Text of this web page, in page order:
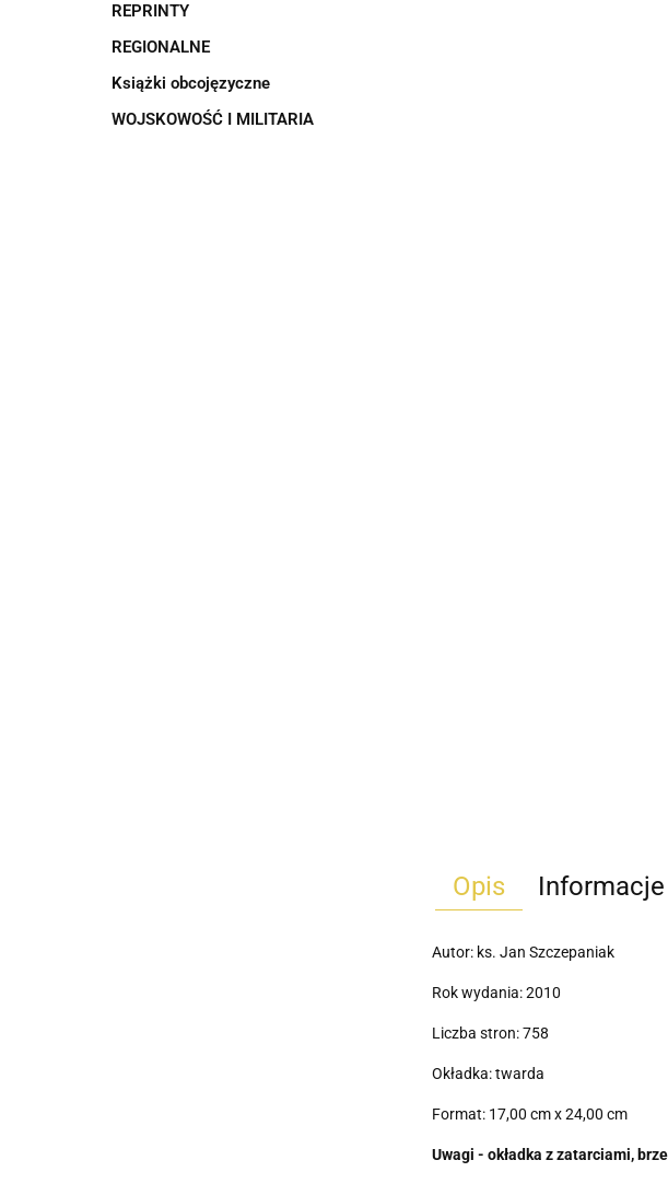
REPRINTY
REGIONALNE
Książki obcojęzyczne
WOJSKOWOŚĆ I MILITARIA
Opis
Autor: ks. Jan Szczepaniak
Rok wydania: 2010
Liczba stron: 758
Okładka: twarda
Format: 17,00 cm x 24,00 cm
Uwagi - okładka z zatarciami,